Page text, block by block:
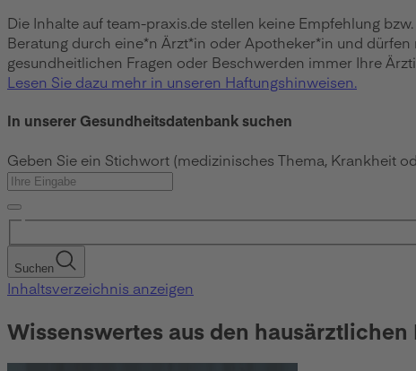
Die Inhalte auf team-praxis.de stellen keine Empfehlung
Beratung durch eine*n Ärzt*in oder Apotheker*in und
gesundheitlichen Fragen oder Beschwerden immer Ihre
Lesen Sie dazu mehr in unseren Haftungshinweisen.
In unserer Gesundheitsdatenbank suchen
Geben Sie ein Stichwort (medizinisches Thema, Krankheit
Suchen
Inhaltsverzeichnis anzeigen
Wissenswertes aus den hausärztlichen